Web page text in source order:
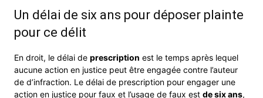
Un délai de six ans pour déposer plainte
pour ce délit
En droit, le délai de prescription est le temps après lequel
aucune action en justice peut être engagée contre l’auteur
de d’infraction. Le délai de prescription pour engager une
action en justice pour faux et l’usage de faux est de six ans,